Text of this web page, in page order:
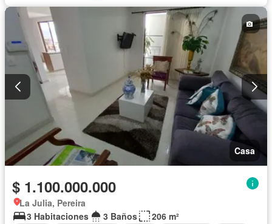
Casa
$ 1.100.000.000
La Julia, Pereira
3 Habitaciones
3 Baños
206 m²